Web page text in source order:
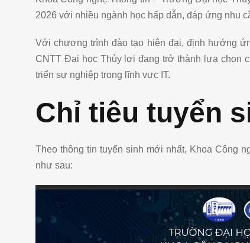
2026 với nhiều ngành học hấp dẫn, đáp ứng nhu
Với chương trình đào tạo hiện đại, định hướng
CNTT Đại học Thủy lợi đang trở thành lựa chọn
triển sự nghiệp trong lĩnh vực IT.
Chỉ tiêu tuyển
Theo thông tin tuyển sinh mới nhất, Khoa Công
như sau: